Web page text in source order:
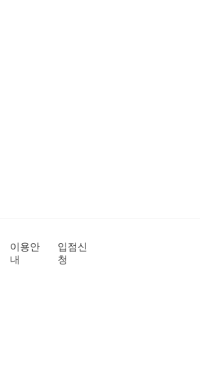
이용안
내
입점신
청